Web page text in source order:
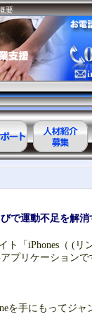
要
の広 美容業界の人
で運動不足を解消
ト「iPhones（ (
プリケーションで
を手にもってジャ